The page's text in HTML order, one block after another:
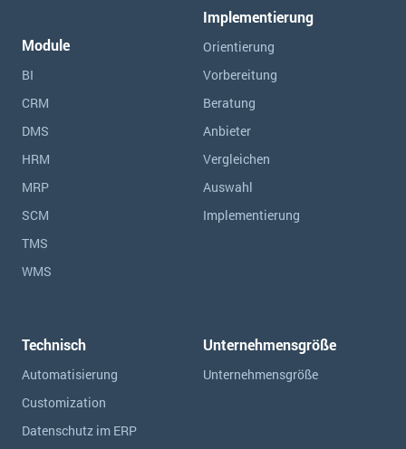
Module
BI
CRM
DMS
HRM
MRP
SCM
TMS
WMS
Implementierung
Orientierung
Vorbereitung
Beratung
Anbieter
Vergleichen
Auswahl
Implementierung
Technisch
Automatisierung
Customization
Datenschutz im ERP
Unternehmensgröße
Unternehmensgröße